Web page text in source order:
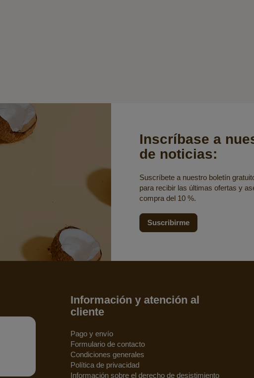
Inscríbase a
de noticias:
Suscríbete a nuestro boletín
para recibir las últimas ofertas y
compra del 10 %.
Suscribirme
Información y atención al
cliente
Pago y envío
Formulario de contacto
Condiciones generales
Política de privacidad
Información sobre el derecho de desistimiento